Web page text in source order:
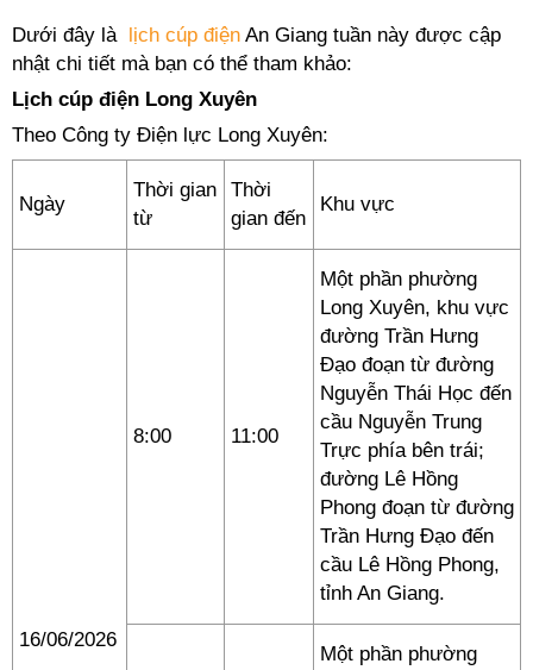
Dưới đây là lịch cúp điện An Giang tuần này được cập
nhật chi tiết mà bạn có thể tham khảo:
Lịch cúp điện Long Xuyên
Theo Công ty Điện lực Long Xuyên:
Ngày
Thời gian
từ
Thời
gian đến
Khu vực
16/06/2026
8:00 11:00
Một phần phường
Long Xuyên, khu vực
đường Trần Hưng
Đạo đoạn từ đường
Nguyễn Thái Học đến
cầu Nguyễn Trung
Trực phía bên trái;
đường Lê Hồng
Phong đoạn từ đường
Trần Hưng Đạo đến
cầu Lê Hồng Phong,
tỉnh An Giang.
Một phần phường